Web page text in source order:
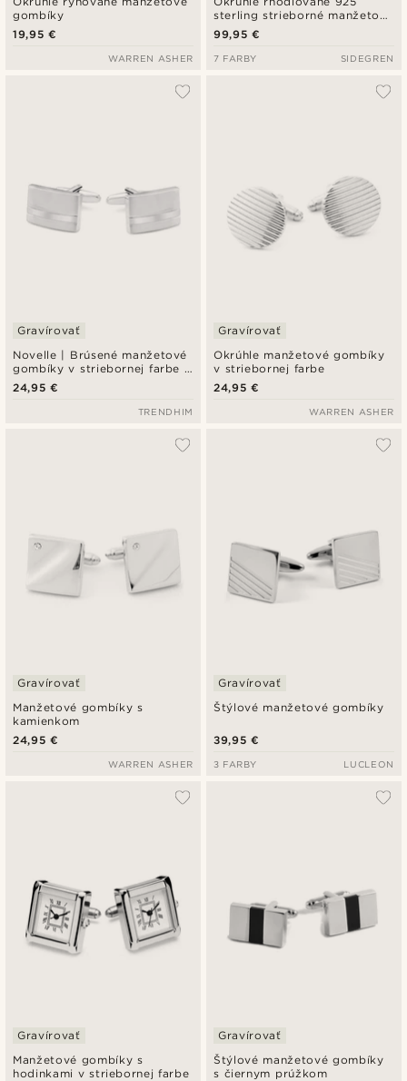
gombíky
19,95 €
WARREN ASHER
sterling strieborné manžetové
gombíky s onyxovou vsadkou
99,95 €
7 FARBY SIDEGREN
Novelle | Brúsené manžetové
gombíky v striebornej farbe s
lešteným detailom
Gravírovať
24,95 €
TRENDHIM
Okrúhle manžetové gombíky
v striebornej farbe
Gravírovať
24,95 €
WARREN ASHER
Manžetové gombíky s
kamienkom
Gravírovať
24,95 €
WARREN ASHER
Štýlové manžetové gombíky
Gravírovať
39,95 €
3 FARBY LUCLEON
Manžetové gombíky s
hodinkami v striebornej farbe
Gravírovať
Štýlové manžetové gombíky
s čiernym prúžkom
Gravírovať